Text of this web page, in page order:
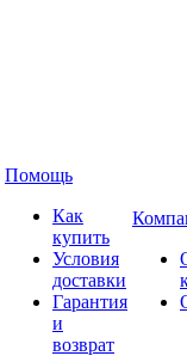
Помощь
Как
купить
Условия
доставки
Гарантия
и
возврат